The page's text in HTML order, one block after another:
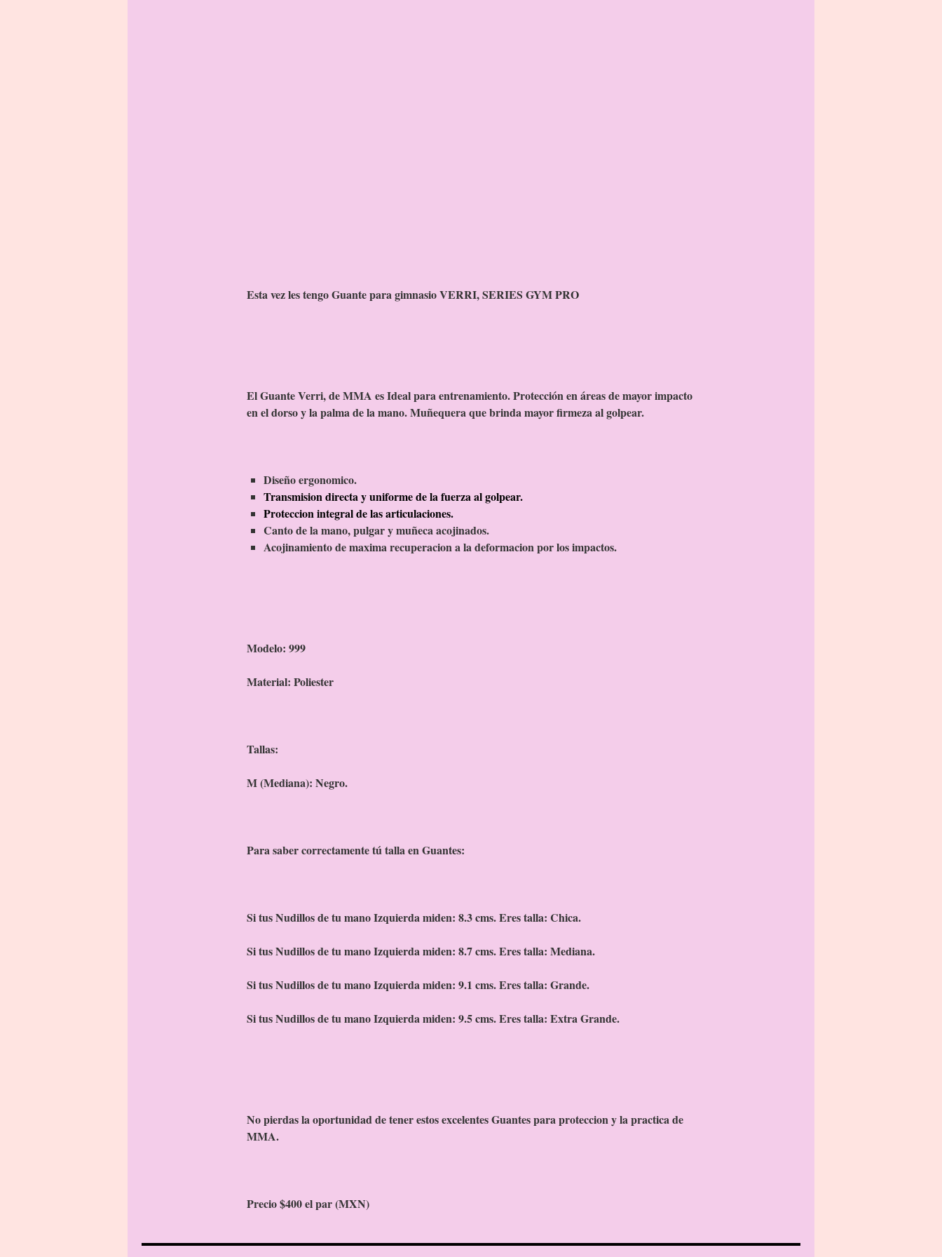
Esta vez les tengo Guante para gimnasio VERRI, SERIES GYM PRO
El Guante Verri, de MMA es Ideal para entrenamiento. Protección en áreas de mayor impacto
en el dorso y la palma de la mano. Muñequera que brinda mayor firmeza al golpear.
Diseño ergonomico.
Transmision directa y uniforme de la fuerza al golpear.
Proteccion integral de las articulaciones.
Canto de la mano, pulgar y muñeca acojinados.
Acojinamiento de maxima recuperacion a la deformacion por los impactos.
Modelo: 999
Material: Poliester
Tallas:
M (Mediana): Negro.
Para saber correctamente tú talla en Guantes:
Si tus Nudillos de tu mano Izquierda miden: 8.3 cms. Eres talla: Chica.
Si tus Nudillos de tu mano Izquierda miden: 8.7 cms. Eres talla: Mediana.
Si tus Nudillos de tu mano Izquierda miden: 9.1 cms. Eres talla: Grande.
Si tus Nudillos de tu mano Izquierda miden: 9.5 cms. Eres talla: Extra Grande.
No pierdas la oportunidad de tener estos excelentes Guantes para proteccion y la practica de
MMA.
Precio $400 el par (MXN)